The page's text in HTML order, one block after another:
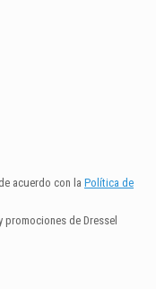
acuerdo con la Política de
de Dressel